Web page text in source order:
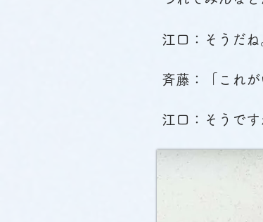
江口：そうだね
斉藤：「これ
江口：そうで